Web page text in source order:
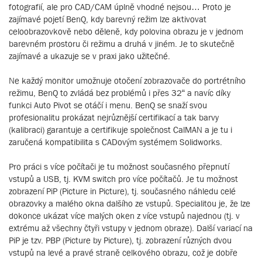
fotografií, ale pro CAD/CAM úplně vhodné nejsou… Proto je
zajímavé pojetí BenQ, kdy barevný režim lze aktivovat
celoobrazovkově nebo děleně, kdy polovina obrazu je v jednom
barevném prostoru či režimu a druhá v jiném. Je to skutečně
zajímavé a ukazuje se v praxi jako užitečné.
Ne každý monitor umožnuje otočení zobrazovače do portrétního
režimu, BenQ to zvládá bez problémů i přes 32“ a navíc díky
funkci Auto Pivot se otáčí i menu. BenQ se snaží svou
profesionalitu prokázat nejrůznější certifikací a tak barvy
(kalibraci) garantuje a certifikuje společnost CalMAN a je tu i
zaručená kompatibilita s CADovým systémem Solidworks.
Pro práci s více počítači je tu možnost současného přepnutí
vstupů a USB, tj. KVM switch pro více počítačů. Je tu možnost
zobrazení PiP (Picture in Picture), tj. současného náhledu celé
obrazovky a malého okna dalšího ze vstupů. Specialitou je, že lze
dokonce ukázat více malých oken z více vstupů najednou (tj. v
extrému až všechny čtyři vstupy v jednom obraze). Další variací na
PiP je tzv. PBP (Picture by Picture), tj. zobrazení různých dvou
vstupů na levé a pravé straně celkového obrazu, což je dobře